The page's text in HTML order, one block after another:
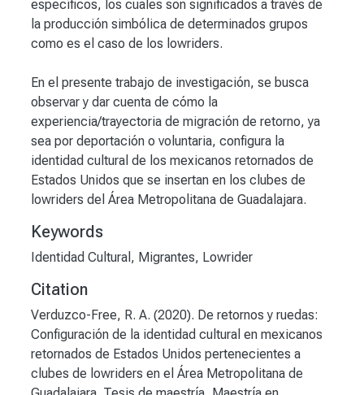
específicos, los cuales son significados a través de
la producción simbólica de determinados grupos
como es el caso de los lowriders.
En el presente trabajo de investigación, se busca
observar y dar cuenta de cómo la
experiencia/trayectoria de migración de retorno, ya
sea por deportación o voluntaria, configura la
identidad cultural de los mexicanos retornados de
Estados Unidos que se insertan en los clubes de
lowriders del Área Metropolitana de Guadalajara.
Keywords
Identidad Cultural , Migrantes, Lowrider
Citation
Verduzco-Free, R. A. (2020). De retornos y ruedas:
Configuración de la identidad cultural en mexicanos
retornados de Estados Unidos pertenecientes a
clubes de lowriders en el Área Metropolitana de